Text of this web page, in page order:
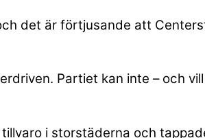
det är förtjusande att
Partiet kan inte – och
i storstäderna och